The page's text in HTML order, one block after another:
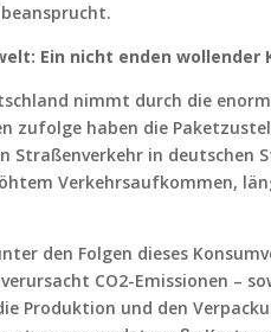
Ein nicht enden wollender
nimmt durch die
zufolge haben die
Straßenverkehr in deutschen
Verkehrsaufkommen,
den Folgen dieses
CO2-Emissionen –
Produktion und den